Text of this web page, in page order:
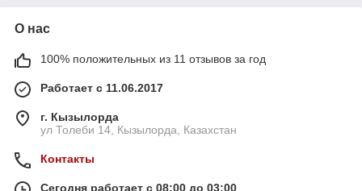
О нас
100% положительных из 11 отзывов за год
Работает с 11.06.2017
г. Кызылорда
ул Толеби 14, Кызылорда, Казахстан
Контакты
Сегодня работает с 08:00 до 03:00